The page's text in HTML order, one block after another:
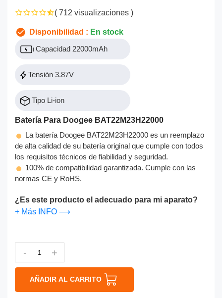
( 712 visualizaciones )
Disponibilidad : En stock
Capacidad 22000mAh
Tensión 3.87V
Tipo Li-ion
Batería Para Doogee BAT22M23H22000
La batería Doogee BAT22M23H22000 es un reemplazo
de alta calidad de su batería original que cumple con todos
los requisitos técnicos de fiabilidad y seguridad.
100% de compatibilidad garantizada. Cumple con las
normas CE y RoHS.
¿Es este producto el adecuado para mi aparato?
+ Más INFO ⟶
- +
AÑADIR AL CARRITO